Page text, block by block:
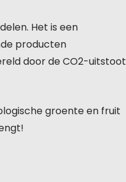
Het is een
producten
door de CO2-uitstoot
groente en fruit